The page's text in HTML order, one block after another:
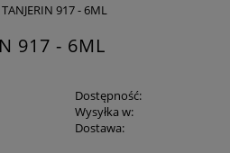
917 - 6ML
917 - 6ML
Dostępność:
Wysyłka w:
Dostawa: